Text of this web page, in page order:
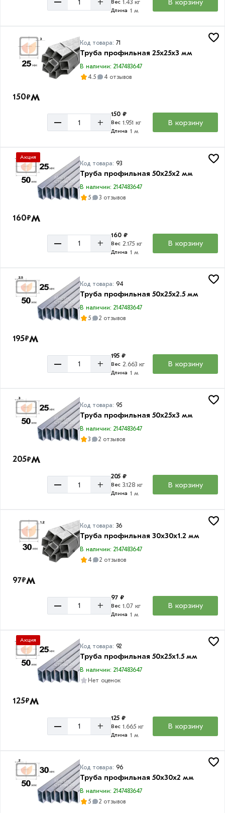
Вес 1.43 кг
Длина 1 м
Код товара: 71
Труба профильная 25х25х3 мм
В наличии: 2147483647
4.5
4 отзывов
150₽м
– +
150 ₽
Вес 1.951 кг
Длина 1 м
В корзину
Акция
Код товара: 93
Труба профильная 50х25х2 мм
В наличии: 2147483647
5
3 отзывов
160₽м
– +
160 ₽
Вес 2.175 кг
Длина 1 м
В корзину
Код товара: 94
Труба профильная 50х25х2.5 мм
В наличии: 2147483647
5
2 отзывов
195₽м
– +
195 ₽
Вес 2.663 кг
Длина 1 м
В корзину
Код товара: 95
Труба профильная 50х25х3 мм
В наличии: 2147483647
3
2 отзывов
205₽м
– +
205 ₽
Вес 3.128 кг
Длина 1 м
В корзину
Код товара: 36
Труба профильная 30х30х1.2 мм
В наличии: 2147483647
4
2 отзывов
97₽м
– +
97 ₽
Вес 1.07 кг
Длина 1 м
В корзину
Акция
Код товара: 92
Труба профильная 50х25х1.5 мм
В наличии: 2147483647
Нет оценок
125₽м
– +
125 ₽
Вес 1.665 кг
Длина 1 м
В корзину
Код товара: 96
Труба профильная 50х30х2 мм
В наличии: 2147483647
5
2 отзывов